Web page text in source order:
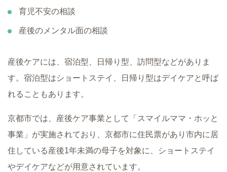
育児不安の相談
産後のメンタル面の相談
産後ケアには、宿泊型、日帰り型、訪問型などがありま
す。宿泊型はショートステイ、日帰り型はデイケアと呼ば
れることもあります。
京都市では、産後ケア事業として「スマイルママ・ホッと
事業」が実施されており、京都市に住民票があり市内に居
住している産後1年未満の母子を対象に、ショートステイ
やデイケアなどが用意されています。